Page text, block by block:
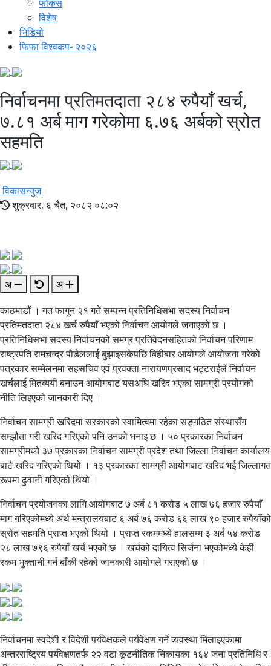
फोकस
विशेष
भिडियो
फिफा विश्वकप- २०२६
निर्वाचनमा प्रतिमतदाता २८४ रुपैयाँ खर्च,
७.८१ अर्ब माग गरेकोमा ६.७६ अर्बको स्रोत
सहमति
विकासन्युज
शुक्रबार, ६ चैत, २०८२ ०८:०२
अ
अ
काठमाडौं । गत फागुन २१ गते सम्पन्न प्रतिनिधिसभा सदस्य निर्वाचन
प्रतिमतदाता २८४ खर्च रुपैयाँ भएको निर्वाचन आयोगले जनाएको छ ।
प्रतिनिधिसभा सदस्य निर्वाचनको समग्र प्रतिवेदनसहितको निर्वाचन परिणाम
राष्ट्रपति रामचन्द्र पौडेललाई बुझाइसकेपछि बिहीबार आयोगले आयोजना गरेको
पत्रकार सम्मेलनमा सहसचिव एवं प्रवक्ता नारायणप्रसाद भट्टराईले निर्वाचन
खर्चलाई मितव्ययी बनाउन आयोगबाट यसअघि खरिद भएका सामग्री प्रयोगको
नीति लिइएको जानकारी दिए ।
निर्वाचन सामग्री खरिदमा सरकारको स्वामित्वमा रहेका सङ्गठित संस्थासँग
सम्झौता गरी खरिद गरिएको पनि उनको भनाइ छ । ५० प्रकारका निर्वाचन
सामग्रीमध्ये ३७ प्रकारका निर्वाचन सामग्री प्रदेश तथा जिल्ला निर्वाचन कार्यालय
बाटै खरिद गरिएको थियो । १३ प्रकारका सामग्री आयोगबाट खरिद भई जिल्लागत
रूपमा ढुवानी गरिएको थियो ।
निर्वाचन प्रयोजनका लागि आयोगबाट ७ अर्ब ८१ करोड ५ लाख ७६ हजार रुपैयाँ
माग गरिएकोमध्ये अर्थ मन्त्रालयबाट ६ अर्ब ७६ करोड ६६ लाख ९० हजार रुपैयाँको
स्रोत सहमति प्राप्त भएको थियो । प्राप्त रकममध्ये हालसम्म ३ अर्ब ५४ करोड
२८ लाख ७९६ रुपैयाँ खर्च भएको छ । खर्चको दायित्व सिर्जना भएकोमध्ये केही
रकम भुक्तानी गर्न बाँकी रहेको जानकारी आयोगले गराएको छ ।
निर्वाचनमा स्वदेशी र विदेशी पर्यवेक्षकले पर्यवेक्षण गर्ने व्यवस्था मिलाइएकामा
अन्तरराष्ट्रिय पर्यवेक्षणतर्फ २२ वटा कूटनीतिक निकायका १६४ जना प्रतिनिधि र